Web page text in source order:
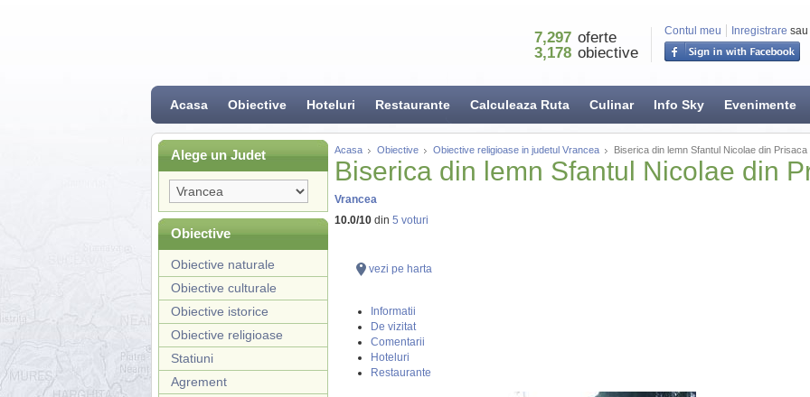
Contul meu Inregistrare sau
7,297 oferte
3,178 obiective
Acasa Obiective Hoteluri Restaurante Calculeaza Ruta Culinar Info Sky Evenimente
Alege un Judet
Obiective
Obiective naturale
Obiective culturale
Obiective istorice
Obiective religioase
Statiuni
Agrement
Acasa Obiective Obiective religioase in judetul Vrancea Biserica din lemn Sfantul Nicolae din Prisaca
Biserica din lemn Sfantul Nicolae din
Vrancea
10.0/10din 5 voturi
vezi pe harta
Informatii
De vizitat
Comentarii
Hoteluri
Restaurante